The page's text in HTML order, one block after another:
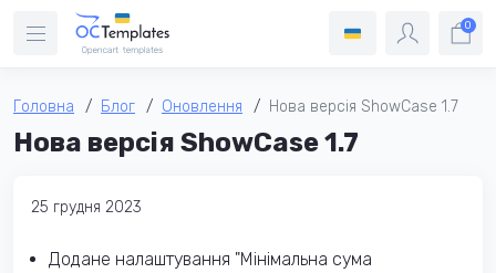
0
Головна Блог Оновлення Нова версія ShowCase 1.7
Нова версія ShowCase 1.7
25 грудня 2023
Додане налаштування "Мінімальна сума